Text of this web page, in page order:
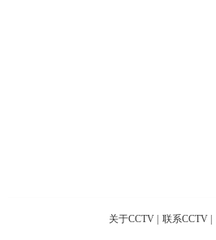
关于CCTV 联系CCTV